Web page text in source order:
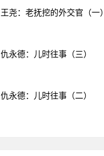
王尧：老抚挖的外交官（一）
仇永德：儿时往事（三）
仇永德：儿时往事（二）